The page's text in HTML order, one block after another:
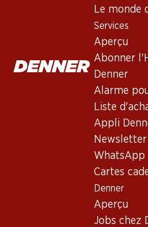
Le monde
Services
Aperçu
Abonner
Denner
Alarme
Liste
Appli
Newsletter
WhatsApp
Cartes
Denner
Aperçu
Jobs chez
Languedoc-
France, Languedoc-Roussillon,
Non livrable
Bon à savoir